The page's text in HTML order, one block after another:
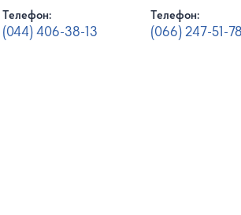
Телефон:
(044) 406-38-13
Телефон:
(066) 247-51-78